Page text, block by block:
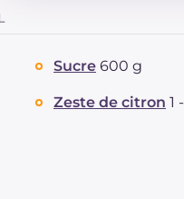
Protéine
Graisses
Sucre 600 g
Zeste de citron 1 -